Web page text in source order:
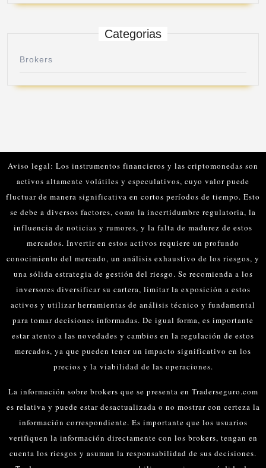
Categorias
Brokers
Aviso legal: Los instrumentos financieros y las criptomonedas son
activos altamente volátiles y especulativos, cuyo valor puede
fluctuar de manera significativa en cortos períodos de tiempo. Esto
se debe a diversos factores, como la incertidumbre regulatoria, la
influencia de noticias y rumores, y la falta de madurez de estos
mercados. Invertir en estos activos requiere un profundo
conocimiento del mercado, un análisis exhaustivo de los riesgos, y
una sólida estrategia de gestión del riesgo. Se recomienda a los
inversores diversificar su cartera, limitar la exposición a estos
activos y utilizar herramientas de análisis técnico y fundamental
para tomar decisiones informadas. De igual forma, es importante
estar atento a las novedades y cambios en la regulación de estos
mercados, ya que pueden tener un impacto significativo en los
precios y la viabilidad de las operaciones.
La información sobre brokers que se presenta en Traderseguro.com
es relativa y puede estar desactualizada o no mostrar con certeza la
información correspondiente. Es importante que los usuarios
verifiquen la información directamente con los brokers, tengan en
cuenta los riesgos y asuman la responsabilidad de sus decisiones.